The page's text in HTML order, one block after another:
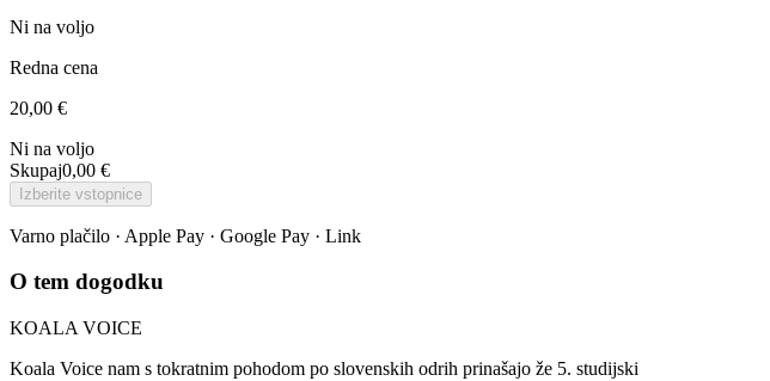
Ni na voljo
Redna cena
20,00 €
Ni na voljo
Skupaj0,00 €
Izberite vstopnice
Varno plačilo · Apple Pay · Google Pay · Link
O tem dogodku
KOALA VOICE
Koala Voice nam s tokratnim pohodom po slovenskih odrih prinašajo že 5. studijski